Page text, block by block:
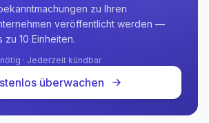
zu Ihren
veröffentlicht werden —
10 Einheiten.
· Jederzeit kündbar
überwachen